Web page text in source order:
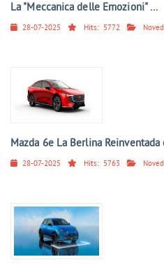
La "Meccanica delle Emozioni" ...
28-07-2025 Hits: 5772
Mazda 6e La Berlina Reinventada
28-07-2025 Hits: 5763